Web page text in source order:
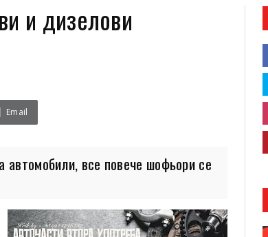
и дизелови
Email
все повече шофьори се